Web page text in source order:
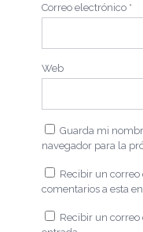
Correo electrónico *
Web
Guarda mi
navegador para la
Recibir un
comentarios a esta
Recibir un